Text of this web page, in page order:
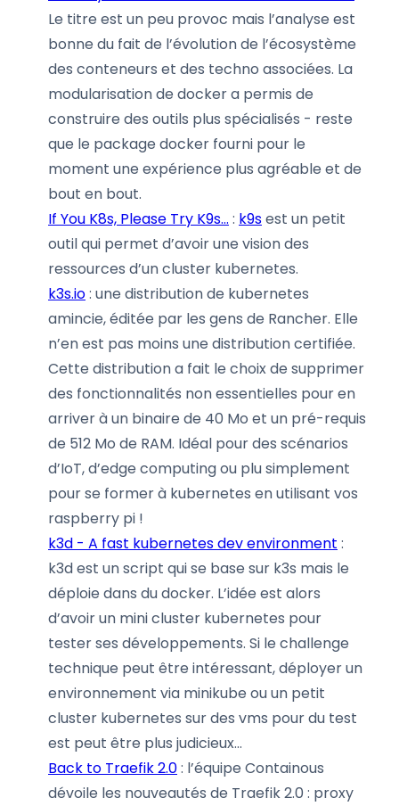
Le titre est un peu provoc mais l’analyse est
bonne du fait de l’évolution de l’écosystème
des conteneurs et des techno associées. La
modularisation de docker a permis de
construire des outils plus spécialisés - reste
que le package docker fourni pour le
moment une expérience plus agréable et de
bout en bout.
If You K8s, Please Try K9s… : k9sest un petit
outil qui permet d’avoir une vision des
ressources d’un cluster kubernetes.
k3s.io: une distribution de kubernetes
amincie, éditée par les gens de Rancher. Elle
n’en est pas moins une distribution certifiée.
Cette distribution a fait le choix de supprimer
des fonctionnalités non essentielles pour en
arriver à un binaire de 40 Mo et un pré-requis
de 512 Mo de RAM. Idéal pour des scénarios
d’IoT, d’edge computing ou plu simplement
pour se former à kubernetes en utilisant vos
raspberry pi !
k3d - A fast kubernetes dev environment :
k3d est un script qui se base sur k3s mais le
déploie dans du docker. L’idée est alors
d’avoir un mini cluster kubernetes pour
tester ses développements. Si le challenge
technique peut être intéressant, déployer un
environnement via minikube ou un petit
cluster kubernetes sur des vms pour du test
est peut être plus judicieux…
Back to Traefik 2.0: l’équipe Containous
dévoile les nouveautés de Traefik 2.0 : proxy